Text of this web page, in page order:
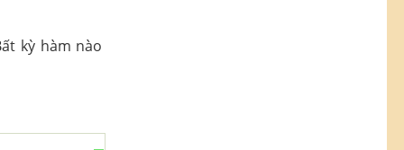
kỳ hàm nào